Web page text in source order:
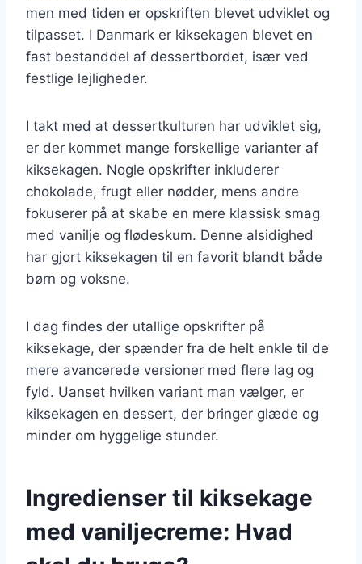
men med tiden er opskriften blevet udviklet og
tilpasset. I Danmark er kiksekagen blevet en
fast bestanddel af dessertbordet, især ved
festlige lejligheder.
I takt med at dessertkulturen har udviklet sig,
er der kommet mange forskellige varianter af
kiksekagen. Nogle opskrifter inkluderer
chokolade, frugt eller nødder, mens andre
fokuserer på at skabe en mere klassisk smag
med vanilje og flødeskum. Denne alsidighed
har gjort kiksekagen til en favorit blandt både
børn og voksne.
I dag findes der utallige opskrifter på
kiksekage, der spænder fra de helt enkle til de
mere avancerede versioner med flere lag og
fyld. Uanset hvilken variant man vælger, er
kiksekagen en dessert, der bringer glæde og
minder om hyggelige stunder.
Ingredienser til kiksekage
med vaniljecreme: Hvad